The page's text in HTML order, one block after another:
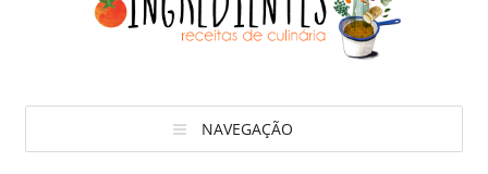
NAVEGAÇÃO